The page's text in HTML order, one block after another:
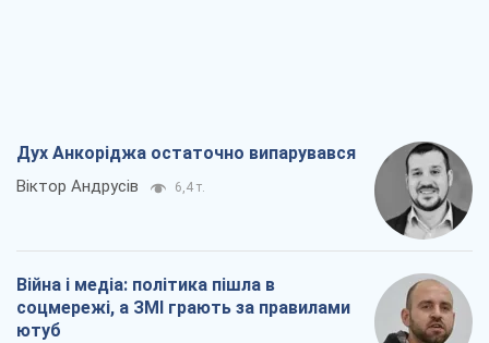
Дух Анкоріджа остаточно випарувався
Віктор Андрусів 6,4 т.
Війна і медіа: політика пішла в
соцмережі, а ЗМІ грають за правилами
ютуб